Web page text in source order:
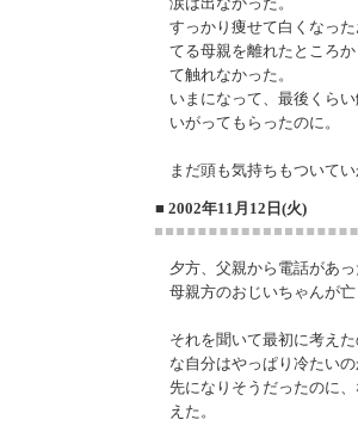
涙は出なかった。
すっかり痩せて白くなっ
てる母親を離れたところ
て触れなかった。
いまになって、最後くら
いがってもらったのに。
まだ頭も気持ちもついて
■ 2002年11月12日(火)
夕方、父親から電話があ
母親方のおじいちゃんが
それを聞いて最初に考え
な自分はやっぱり冷たい
先になりそうだったのに
えた。